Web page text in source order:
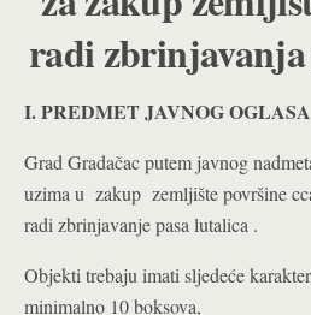
radi
I. PREDMET JAVNOG OGLASA
Grad Gradačac putem javnog
uzima u zakup zemljište površine
radi zbrinjavanje pasa lutalica ­.
Objekti trebaju imati sljedeće
minimalno 10 boksova,